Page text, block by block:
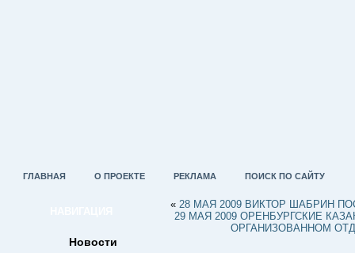
ГЛАВНАЯ О ПРОЕКТЕ РЕКЛАМА ПОИСК ПО САЙТУ
Новости
« 28 МАЯ 2009 ВИКТОР ШАБРИН
29 МАЯ 2009 ОРЕНБУРГСКИЕ
ОРГАНИЗОВАННОМ